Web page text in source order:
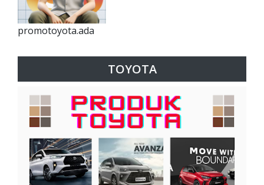
promotoyota.ada
TOYOTA